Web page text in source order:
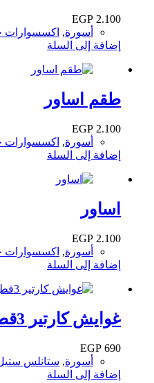
EGP 2.100
أسورة, اكسسوارات
إضافة إلى السلة
طقم اساور
EGP 2.100
أسورة, اكسسوارات
إضافة إلى السلة
اساور
EGP 2.100
أسورة, اكسسوارات
إضافة إلى السلة
غوايش كارتير 3قطع
EGP 690
أسورة, ستانلس
إضافة إلى السلة